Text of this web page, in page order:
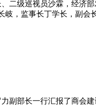
级巡视员沙霖，经济部
岐，监事长丁学长，副会
部长一行汇报了商会建